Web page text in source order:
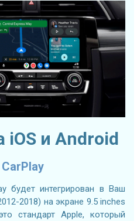
и Android
будет интегрирован в Ваш
2018) на экране 9.5 inches
стандарт Apple, который